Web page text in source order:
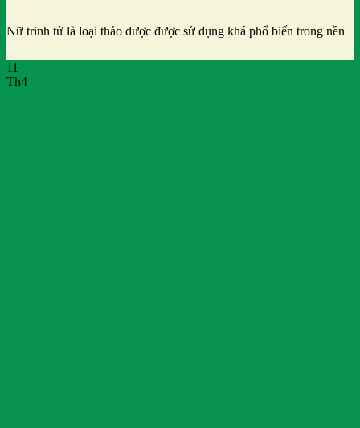
Nữ trinh tử là loại thảo dược được sử dụng khá phổ biến trong nền
11
Th4